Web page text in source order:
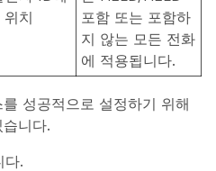
위치
포함 또는 포함하
지 않는 모든 전화
에 적용됩니다.
성공적으로 설정하기 위해
니다.
다.